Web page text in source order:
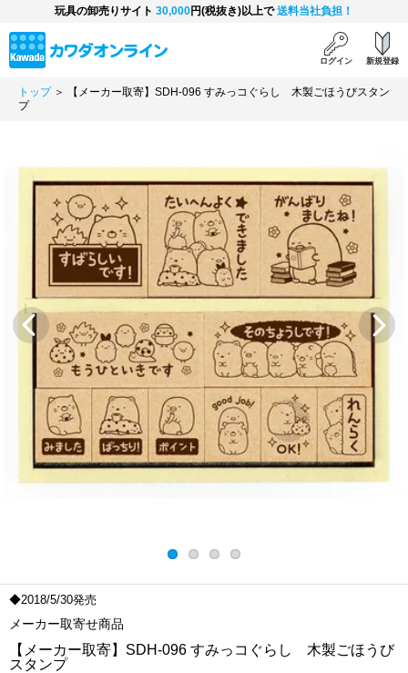
玩具の卸売りサイト 30,000円(税抜き)以上で送料当社負担！
ログイン 新規登録
トップ＞ 【メーカー取寄】SDH-096 すみっコぐらし 木製ごほうびスタン
プ
Previous
◆2018/5/30発売
メーカー取寄せ商品
【メーカー取寄】SDH-096 すみっコぐらし 木製ごほうび
スタンプ